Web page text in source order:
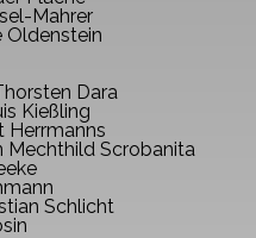
Mahrer
Oldenstein
Dara
Kießling
Herrmanns
Mechthild Scrobanita
Schlicht